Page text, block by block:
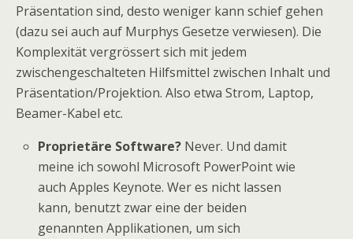
Präsentation sind, desto weniger kann schief gehen
(dazu sei auch auf Murphys Gesetze verwiesen). Die
Komplexität vergrössert sich mit jedem
zwischengeschalteten Hilfsmittel zwischen Inhalt und
Präsentation/Projektion. Also etwa Strom, Laptop,
Beamer-Kabel etc.
Proprietäre Software? Never. Und damit
meine ich sowohl Microsoft PowerPoint wie
auch Apples Keynote. Wer es nicht lassen
kann, benutzt zwar eine der beiden
genannten Applikationen, um sich